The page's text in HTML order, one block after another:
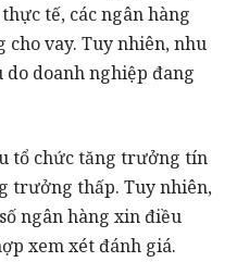
tế, các ngân hàng
vay. Tuy nhiên, nhu
do doanh nghiệp đang
tổ chức tăng trưởng tín
trưởng thấp. Tuy nhiên,
ngân hàng xin điều
xem xét đánh giá.